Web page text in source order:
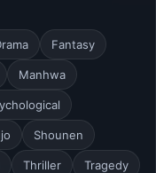
Fantasy
Manhwa
Shounen
Thriller Tragedy